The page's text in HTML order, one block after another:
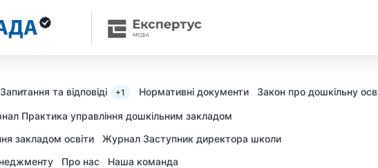
Запитання та відповіді +1 Нормативні документи Закон про дошкільну
Практика управління дошкільним закладом
закладом освіти
Журнал Заступник директора школи
Про нас Наша команда